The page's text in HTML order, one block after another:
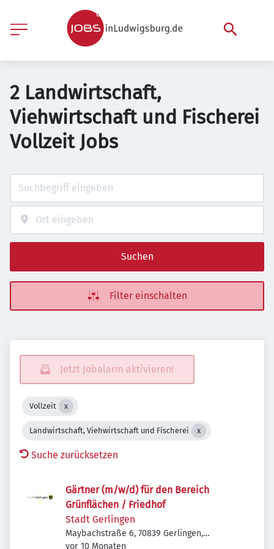
2 Landwirtschaft,
Viehwirtschaft und Fischerei
Vollzeit Jobs
Suchen
Filter einschalten
Jetzt Jobalarm aktivieren!
Vollzeit
Landwirtschaft, Viehwirtschaft und Fischerei
Suche zurücksetzen
Gärtner (m/w/d) für den Bereich
Grünflächen / Friedhof
Stadt Gerlingen
Maybachstraße 6, 70839 Gerlingen,
Deutschland
Veröffentlicht:
vor 10 Monaten